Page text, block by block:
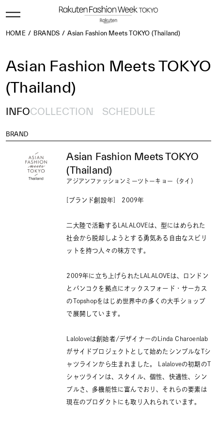
HOME BRANDS Asian Fashion Meets TOKYO (Thailand)
Asian Fashion Meets TOKYO
(Thailand)
INFOCOLLECTION SCHEDULE
BRAND
Asian Fashion Meets TOKYO
(Thailand)
アジアンファッションミーツトーキョー（タイ）
[ブランド創設年] 2009年
二大陸で活動するLALALOVEは、型にはめられた
社会から脱却しようとする勇気ある自由なスピリ
ットを持つ人々の味方です。
2009年に立ち上げられたLALALOVEは、ロンドン
とバンコクを拠点にオックスフォード・サーカス
のTopshopをはじめ世界中の多くの大手ショップ
で展開しています。
Laloloveは創始者/デザイナーのLinda Charoenlab
がサイドプロジェクトとして始めたシンプルなTシ
ャツラインから生まれました。 Lalaloveの初期のT
シャツラインは、スタイル、個性、快適性、シン
プルさ、多機能性に富んでおり、それらの要素は
現在のプロダクトにも取り入れられています。